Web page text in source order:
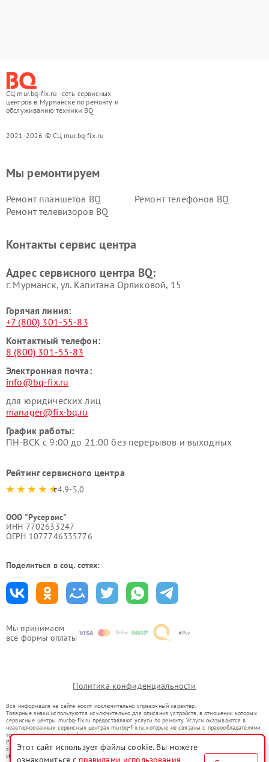
СЦ mur.bq-fix.ru - сеть сервисных
центров в Мурманске по ремонту и
обслуживанию техники BQ
2021-2026 © СЦ mur.bq-fix.ru
Мы принимаем
все формы оплаты
Мы ремонтируем
Ремонт планшетов BQ
Ремонт телефонов BQ
Ремонт телевизоров BQ
Контакты сервис центра
Адрес сервисного центра BQ:
г. Мурманск, ул. Капитана Орликовой, 15
Горячая линия:
+7 (800) 301-55-83
Контактный телефон:
8 (800) 301-55-83
Электронная почта:
info@bq-fix.ru
для юридических лиц
manager@fix-bq.ru
График работы:
ПН-ВСК с 9:00 до 21:00 без перерывов и выходных
Рейтинг сервисного центра
4.9-5.0
ООО "Русервис"
ИНН 7702633247
ОГРН 1077746335776
Поделиться в соц. сетях:
Политика конфиденциальности
Вся информация на сайте носит исключительно справочный характер.
Товарные знаки используются исключительно для описания устройств, в отношении которых
сервисные центры mur.bq-fix.ru предоставляют услуги по ремонту. Услуги оказываются в
неавторизованных сервисных центрах mur.bq-fix.ru, которые не связаны с правообладателями
товарных знаков или их официальными представителями.
Ремонт осуществляется для устройств, уже введенных в гражданский оборот в соответствии
со статьей 1487 ГК РФ.
Использование товарных знаков не преследует цели индивидуализации услуг или введения
Этот сайт использует файлы cookie. Вы можете
ознакомиться с правилами использования